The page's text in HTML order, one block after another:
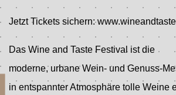
Jetzt Tickets sichern:
Das Wine and Taste Festival ist die
moderne, urbane Wein- und Genuss-
in entspannter Atmosphäre tolle Weine